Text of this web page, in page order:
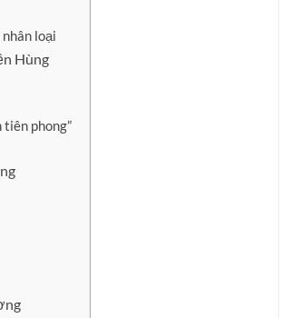
loại
Hùng
tiên phong”